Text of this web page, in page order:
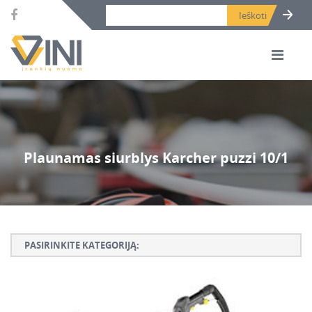
Search bar place.
Plaunamas siurblys Karcher puzzi 10/1
PASIRINKITE KATEGORIJĄ: